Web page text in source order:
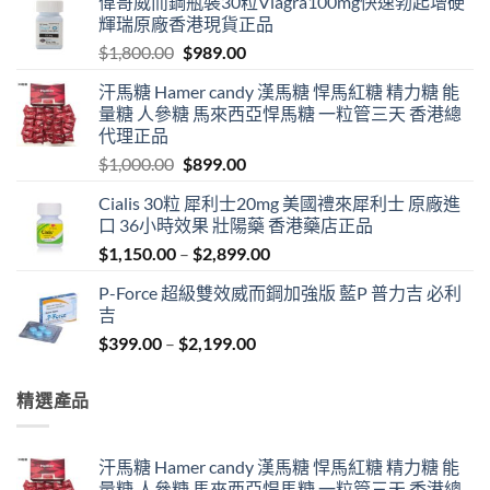
輝瑞原廠香港現貨正品
$1,800.00 Original
was:
$1,800.00.
$989.00Current
is:
$989.00.
汗馬糖 Hamer candy 漢馬糖 悍馬紅糖 精力糖 能
量糖 人參糖 馬來西亞悍馬糖 一粒管三天 香港總
代理正品
$1,000.00 Original
was:
$1,000.00.
$899.00Current
is:
$899.00.
Cialis 30粒 犀利士20mg 美國禮來犀利士 原廠進
口 36小時效果 壯陽藥 香港藥店正品
$1,150.00 – $2,899.00Price
$1,150.00
P-Force 超級雙效威而鋼加強版 藍P 普力吉 必利
吉
$399.00 – $2,199.00Price
精選產品
汗馬糖 Hamer candy 漢馬糖 悍馬紅糖 精力糖 能